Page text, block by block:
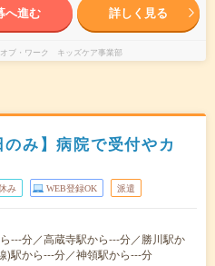
へ進む 詳しく見る
ブ・ワーク キッズケア事業部
のみ】病院で受付やカ
み WEB登録OK 派遣
---分／高蔵寺駅から---分／勝川駅か
)駅から---分／神領駅から---分